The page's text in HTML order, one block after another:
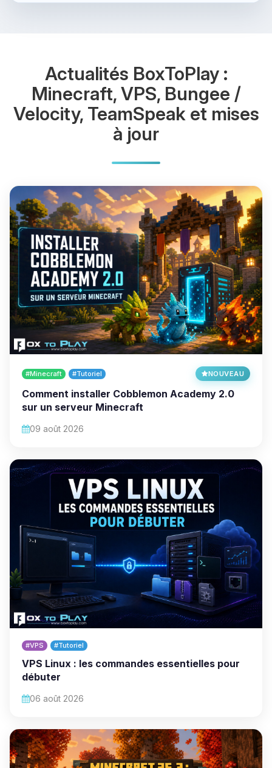
Actualités BoxToPlay :
Minecraft, VPS, Bungee /
Velocity, TeamSpeak et mises
à jour
#Minecraft #Tutoriel NOUVEAU
Comment installer Cobblemon Academy 2.0
sur un serveur Minecraft
09 août 2026
#VPS #Tutoriel
VPS Linux : les commandes essentielles pour
débuter
06 août 2026